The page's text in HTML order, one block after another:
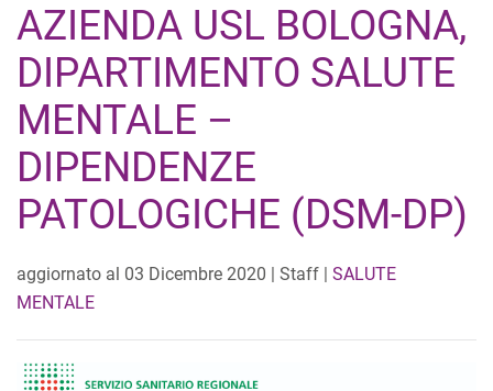
AZIENDA USL BOLOGNA,
DIPARTIMENTO SALUTE
MENTALE –
DIPENDENZE
PATOLOGICHE (DSM-DP)
aggiornato al 03 Dicembre 2020 | Staff | SALUTE
MENTALE